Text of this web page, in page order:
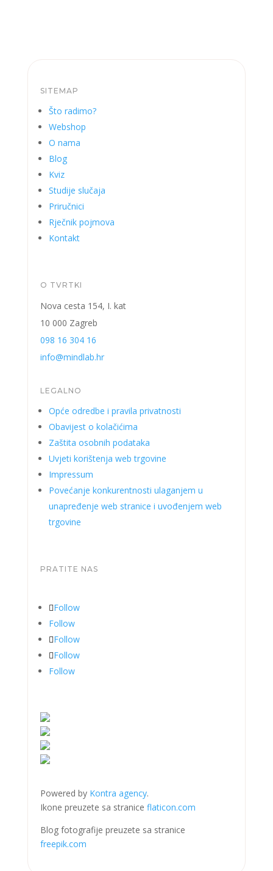
SITEMAP
Što radimo?
Webshop
O nama
Blog
Kviz
Studije slučaja
Priručnici
Rječnik pojmova
Kontakt
O TVRTKI
Nova cesta 154, I. kat
10 000 Zagreb
098 16 304 16
info@mindlab.hr
LEGALNO
Opće odredbe i pravila privatnosti
Obavijest o kolačićima
Zaštita osobnih podataka
Uvjeti korištenja web trgovine
Impressum
Povećanje konkurentnosti ulaganjem u
unapređenje web stranice i uvođenjem web
trgovine
PRATITE NAS
Follow
Follow
Follow
Follow
Follow
Powered byKontra agency.
Ikone preuzete sa stranice flaticon.com
Blog fotografije preuzete sa stranice
freepik.com